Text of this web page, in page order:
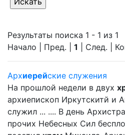
Результаты поиска 1 - 1 из 1
Начало | Пред. | 1 | След. |
Архиерейские служения
На прошлой недели в двух
архиепископ Иркутскитй и
служил ... .... В день
прочих Небесных Сил